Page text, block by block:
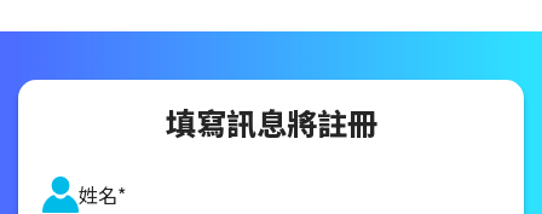
填寫訊息將註冊
姓名*